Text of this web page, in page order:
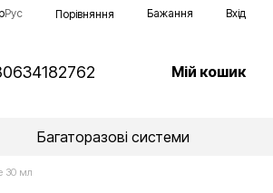
Рус Порівняння Бажання Вхід
Мій кошик
Багаторазові системи
30 мл